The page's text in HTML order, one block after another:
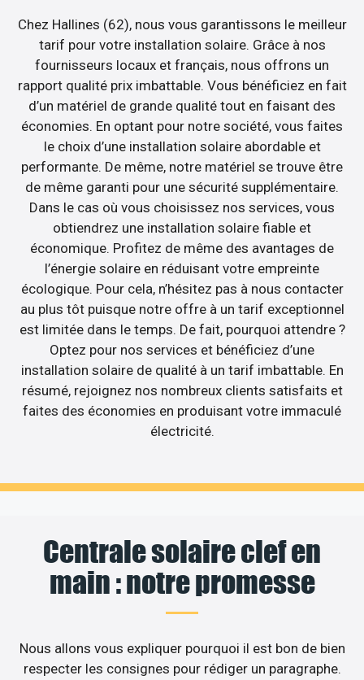
Chez Hallines (62), nous vous garantissons le meilleur
tarif pour votre installation solaire. Grâce à nos
fournisseurs locaux et français, nous offrons un
rapport qualité prix imbattable. Vous bénéficiez en fait
d’un matériel de grande qualité tout en faisant des
économies. En optant pour notre société, vous faites
le choix d’une installation solaire abordable et
performante. De même, notre matériel se trouve être
de même garanti pour une sécurité supplémentaire.
Dans le cas où vous choisissez nos services, vous
obtiendrez une installation solaire fiable et
économique. Profitez de même des avantages de
l’énergie solaire en réduisant votre empreinte
écologique. Pour cela, n’hésitez pas à nous contacter
au plus tôt puisque notre offre à un tarif exceptionnel
est limitée dans le temps. De fait, pourquoi attendre ?
Optez pour nos services et bénéficiez d’une
installation solaire de qualité à un tarif imbattable. En
résumé, rejoignez nos nombreux clients satisfaits et
faites des économies en produisant votre immaculé
électricité.
Centrale solaire clef en
main : notre promesse
Nous allons vous expliquer pourquoi il est bon de bien
respecter les consignes pour rédiger un paragraphe.